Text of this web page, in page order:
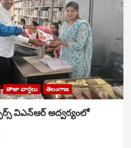
తాజా వార్తలు తెలంగాణ
విఎన్ఆర్ అద్వర్యంలో